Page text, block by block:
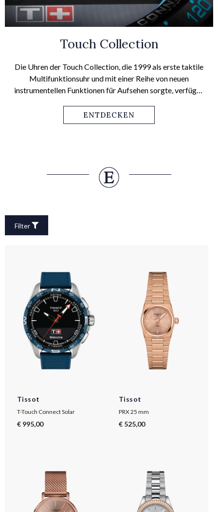
Touch Collection
Die Uhren der Touch Collection, die 1999 als erste taktile
Multifunktionsuhr und mit einer Reihe von neuen
instrumentellen Funktionen für Aufsehen sorgte, verfügen
„Cockpit“ für die verschiedenen Funktionen dieser Uhr ist.
Das aktuellste Modell, die T-Touch Connect Solar, ist ein
ENTDECKEN
Filter
Tissot
T-Touch Connect Solar
€ 995,00
Tissot
PRX 25 mm
€ 525,00